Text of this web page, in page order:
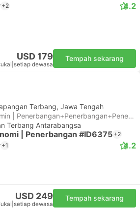
+2 4.2
USD 179
setiap dewasa
Tempah sekarang
Terbang, Jawa Tengah
Sambungan tidak dijamin | Penerbangan+Penerbangan+Penerbangan
Terbang Antarabangsa
| Penerbangan #ID6375 +2
+1 4.2
USD 249
setiap dewasa
Tempah sekarang